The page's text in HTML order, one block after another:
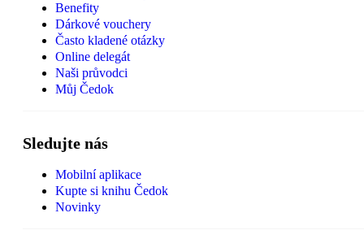
Benefity
Dárkové vouchery
Často kladené otázky
Online delegát
Naši průvodci
Můj Čedok
Sledujte nás
Mobilní aplikace
Kupte si knihu Čedok
Novinky